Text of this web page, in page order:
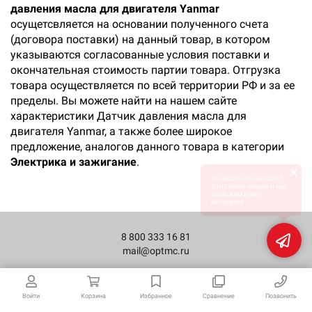
Войти Корзина Избранное Сравнение Позвонить
давления масла для двигателя Yanmar
осущетсвляется на основании полученного счета
(договора поставки) на данный товар, в котором
указываются согласованные условия поставки и
окончательная стоимость партии товара. Отгрузка
товара осуществляется по всей территории РФ и за ее
пределы. Вы можете найти на нашем сайте
характеристики Датчик давления масла для
двигателя Yanmar, а также более широкое
предложение, аналогов данного товара в категории
Электрика и зажигание.
8 800 333 16 81
mail@optmc.ru